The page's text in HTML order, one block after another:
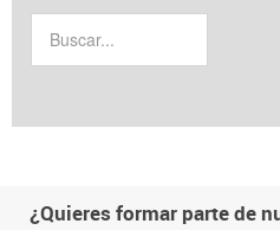
¿Quieres formar parte de